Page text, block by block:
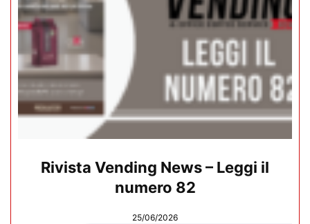
Rivista Vending News – Leggi il
numero 82
25/06/2026